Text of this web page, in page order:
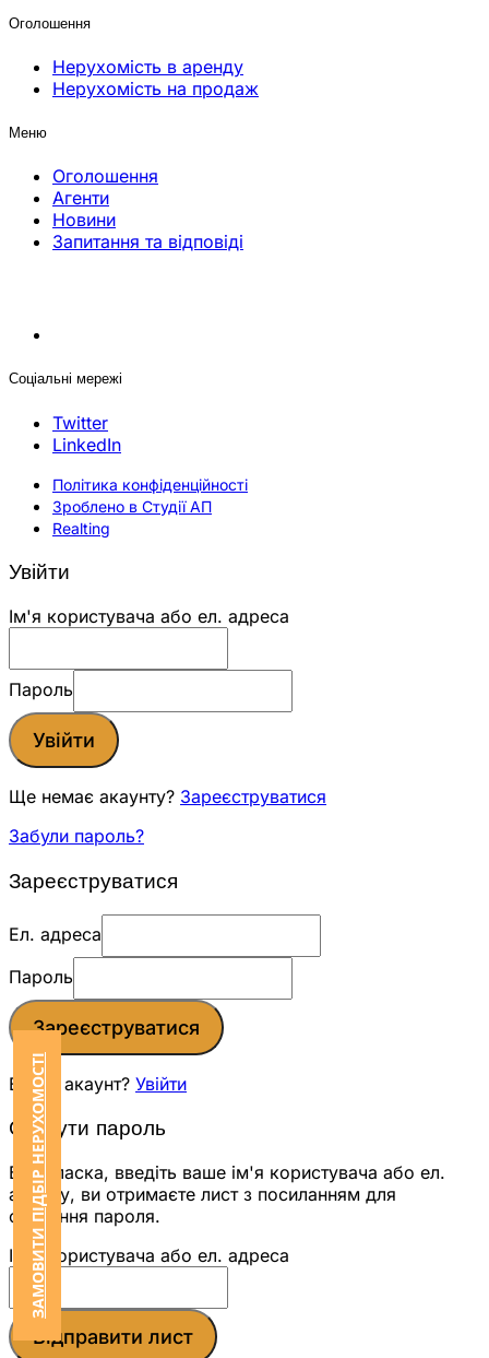
Оголошення
Нерухомість в аренду
Нерухомість на продаж
Меню
Оголошення
Агенти
Новини
Запитання та відповіді
Соціальні мережі
Twitter
LinkedIn
Політика конфіденційності
Зроблено в Студії АП
Realting
ЗАМОВИТИ ПІДБІР НЕРУХОМОСТІ
Увійти
Ім'я користувача або ел. адреса
Пароль
Увійти
Ще немає акаунту? Зареєструватися
Забули пароль?
Зареєструватися
Ел. адреса
Пароль
Зареєструватися
Вже є акаунт? Увійти
Скинути пароль
Будь ласка, введіть ваше ім'я користувача або ел.
адресу, ви отримаєте лист з посиланням для
скидання пароля.
Ім'я користувача або ел. адреса
Відправити лист